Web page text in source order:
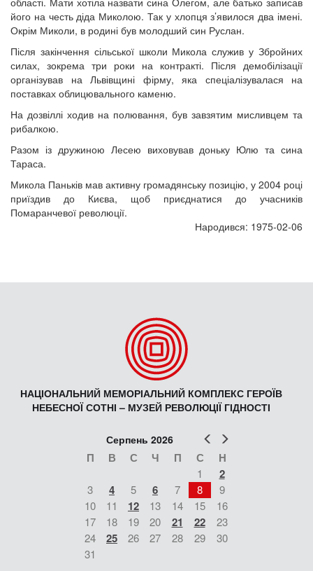
його на честь діда Миколою. Так у хлопця з’явилося два імені.
Окрім Миколи, в родині був молодший син Руслан.
Після закінчення сільської школи Микола служив у Збройних
силах, зокрема три роки на контракті. Після демобілізації
організував на Львівщині фірму, яка спеціалізувалася на
поставках облицювального каменю.
На дозвіллі ходив на полювання, був завзятим мисливцем та
рибалкою.
Разом із дружиною Лесею виховував доньку Юлю та сина
Тараса.
Микола Паньків мав активну громадянську позицію, у 2004 році
приїздив до Києва, щоб приєднатися до учасників
Помаранчевої революції.
Народився: 1975-02-06
НАЦІОНАЛЬНИЙ МЕМОРІАЛЬНИЙ КОМПЛЕКС ГЕРОЇВ
НЕБЕСНОЇ СОТНІ – МУЗЕЙ РЕВОЛЮЦІЇ ГІДНОСТІ
Попер
Серпень 2026
П В С Ч П С Н
1 2
3 4 5 6 7 8
9
10
11 12 13 14 15
16
17
18 19 20 21 22
23
24
25 26 27 28 29
30
31